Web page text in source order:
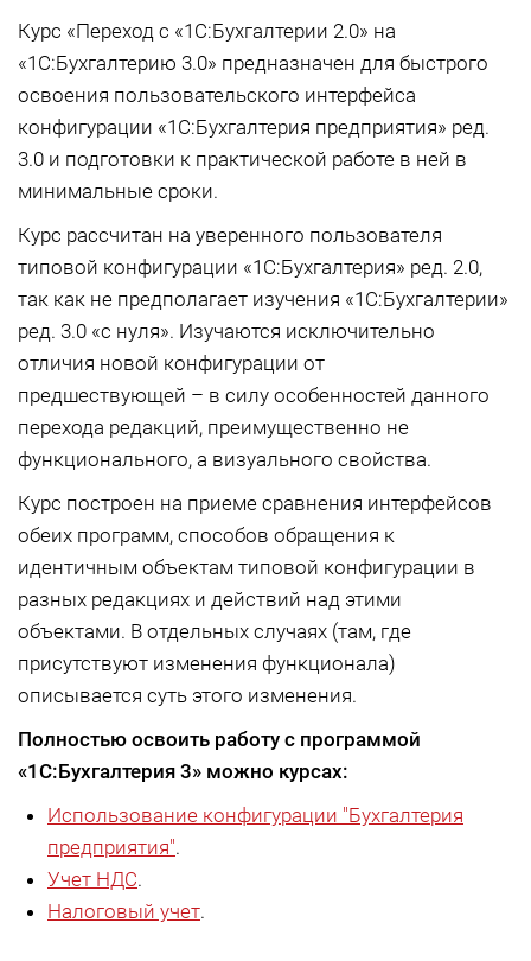
Курс «Переход с «1С:Бухгалтерии 2.0» на
«1С:Бухгалтерию 3.0» предназначен для быстрого
освоения пользовательского интерфейса
конфигурации «1С:Бухгалтерия предприятия» ред.
3.0 и подготовки к практической работе в ней в
минимальные сроки.
Курс рассчитан на уверенного пользователя
типовой конфигурации «1С:Бухгалтерия» ред. 2.0,
так как не предполагает изучения «1С:Бухгалтерии»
ред. 3.0 «с нуля». Изучаются исключительно
отличия новой конфигурации от
предшествующей – в силу особенностей данного
перехода редакций, преимущественно не
функционального, а визуального свойства.
Курс построен на приеме сравнения интерфейсов
обеих программ, способов обращения к
идентичным объектам типовой конфигурации в
разных редакциях и действий над этими
объектами. В отдельных случаях (там, где
присутствуют изменения функционала)
описывается суть этого изменения.
Полностью освоить работу с программой
«1С:Бухгалтерия 3» можно курсах:
Использование конфигурации "Бухгалтерия
предприятия".
Учет НДС.
Налоговый учет.